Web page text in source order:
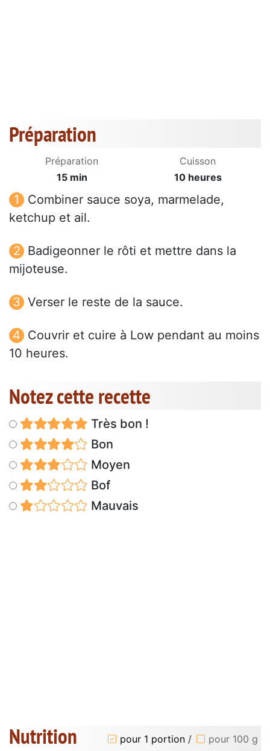
Préparation
Préparation
15 min
Cuisson
10 heures
Combiner sauce soya, marmelade,
ketchup et ail.
Badigeonner le rôti et mettre dans la
mijoteuse.
Verser le reste de la sauce.
Couvrir et cuire à Low pendant au moins
10 heures.
Notez cette recette
Très bon !
Bon
Moyen
Bof
Mauvais
Nutrition pour 1 portion / pour 100 g